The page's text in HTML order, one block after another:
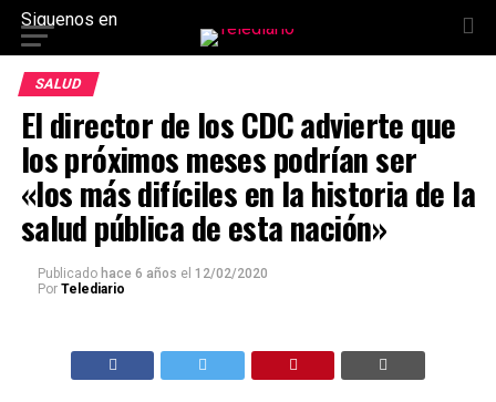
Siguenos en
SALUD
El director de los CDC advierte que
los próximos meses podrían ser
«los más difíciles en la historia de la
salud pública de esta nación»
Publicado hace 6 años el 12/02/2020
Por Telediario